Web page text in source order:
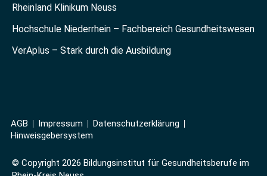
Rheinland Klinikum Neuss
Hochschule Niederrhein – Fachbereich Gesundheitswesen
VerAplus – Stark durch die Ausbildung
© Copyright 2026 Bildungsinstitut für Gesundheitsberufe im
AGB Impressum
Datenschutzerklärung
Hinweisgebersystem